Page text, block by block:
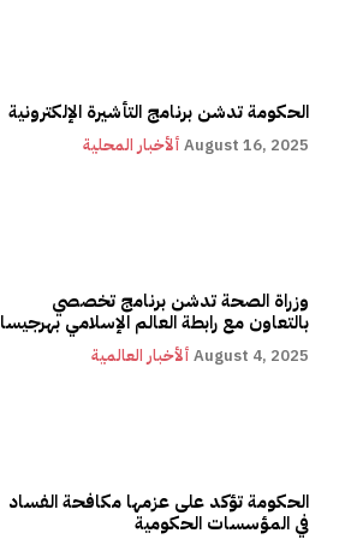
الحكومة تدشن برنامج التأشيرة الإلكترونية
ألأخبار المحلية August 16, 2025
وزراة الصحة تدشن برنامج تخصصي
بالتعاون مع رابطة العالم الإسلامي بهرجيسا
ألأخبار العالمية August 4, 2025
الحكومة تؤكد على عزمها مكافحة الفساد
في المؤسسات الحكومية